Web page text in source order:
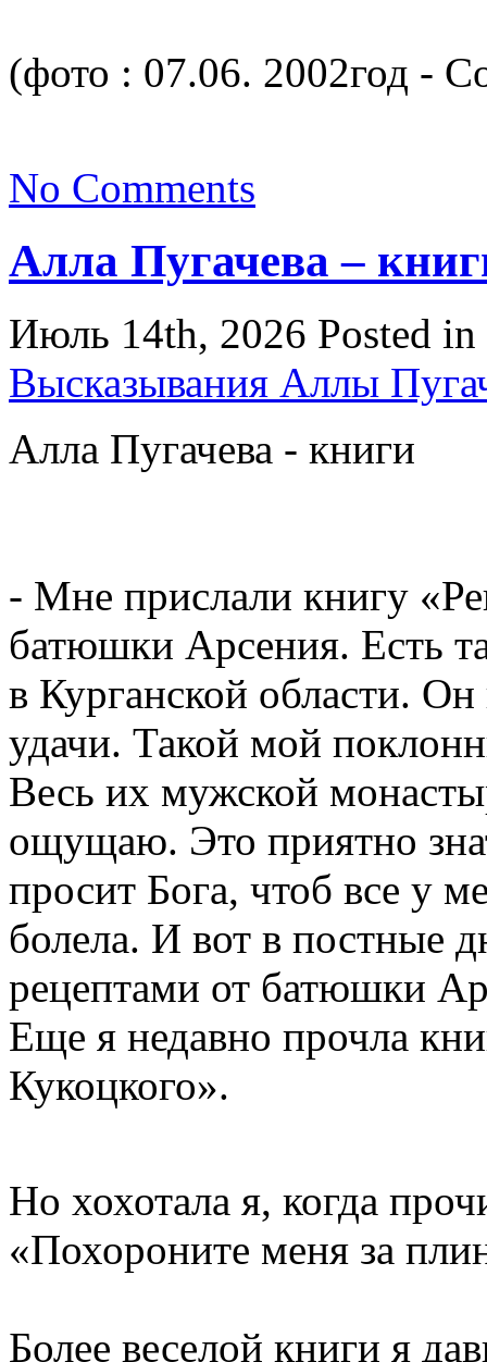
(фото : 07.06. 2002год -
No Comments
Алла Пугачева –
Июль 14th, 2026 Posted in
Высказывания Аллы
Алла Пугачева - книги
- Мне прислали книгу
батюшки Арсения. Есть
в Курганской области. Он
удачи. Такой мой
Весь их мужской
ощущаю. Это приятно
просит Бога, чтоб все у
болела. И вот в постные
рецептами от батюшки
Еще я недавно прочла
Кукоцкого».
Но хохотала я, когда
«Похороните меня за
Более веселой книги я